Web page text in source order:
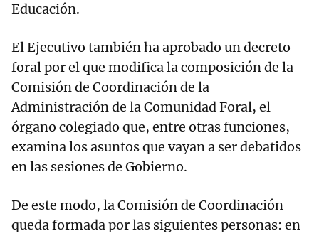
Educación.
El Ejecutivo también ha aprobado un decreto
foral por el que modifica la composición de la
Comisión de Coordinación de la
Administración de la Comunidad Foral, el
órgano colegiado que, entre otras funciones,
examina los asuntos que vayan a ser debatidos
en las sesiones de Gobierno.
De este modo, la Comisión de Coordinación
queda formada por las siguientes personas: en